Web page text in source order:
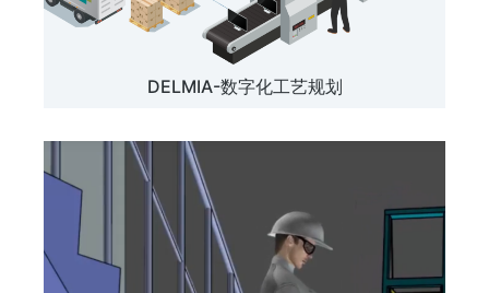
DELMIA-数字化工艺规划